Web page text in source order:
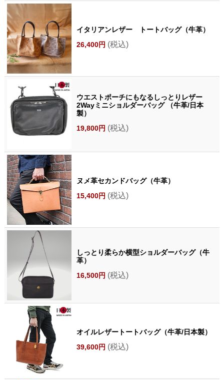
イタリアンレザー トートバッグ（牛革）
26,400円 (税込)
ウエストポーチにもなるしっとりレザー
2Wayミニショルダーバッグ （牛革/日本
製）
19,800円 (税込)
ヌメ革セカンドバッグ（牛革）
15,400円 (税込)
しっとり柔らか横型ショルダーバッグ（牛
革）
16,500円 (税込)
オイルレザートートバッグ（牛革/日本製）
39,600円 (税込)